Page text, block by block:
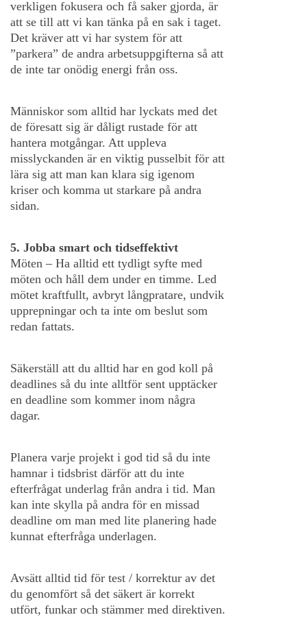
verkligen fokusera och få saker gjorda, är
att se till att vi kan tänka på en sak i taget.
Det kräver att vi har system för att
”parkera” de andra arbetsuppgifterna så att
de inte tar onödig energi från oss.
Människor som alltid har lyckats med det
de föresatt sig är dåligt rustade för att
hantera motgångar. Att uppleva
misslyckanden är en viktig pusselbit för att
lära sig att man kan klara sig igenom
kriser och komma ut starkare på andra
sidan.
5. Jobba smart och tidseffektivt
Möten – Ha alltid ett tydligt syfte med
möten och håll dem under en timme. Led
mötet kraftfullt, avbryt långpratare, undvik
upprepningar och ta inte om beslut som
redan fattats.
Säkerställ att du alltid har en god koll på
deadlines så du inte alltför sent upptäcker
en deadline som kommer inom några
dagar.
Planera varje projekt i god tid så du inte
hamnar i tidsbrist därför att du inte
efterfrågat underlag från andra i tid. Man
kan inte skylla på andra för en missad
deadline om man med lite planering hade
kunnat efterfråga underlagen.
Avsätt alltid tid för test / korrektur av det
du genomfört så det säkert är korrekt
utfört, funkar och stämmer med direktiven.